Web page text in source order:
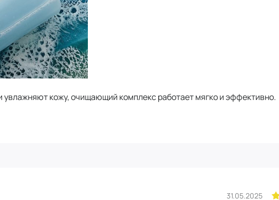
увлажняют кожу, очищающий комплекс работает мягко и эффективно.
31.05.2025